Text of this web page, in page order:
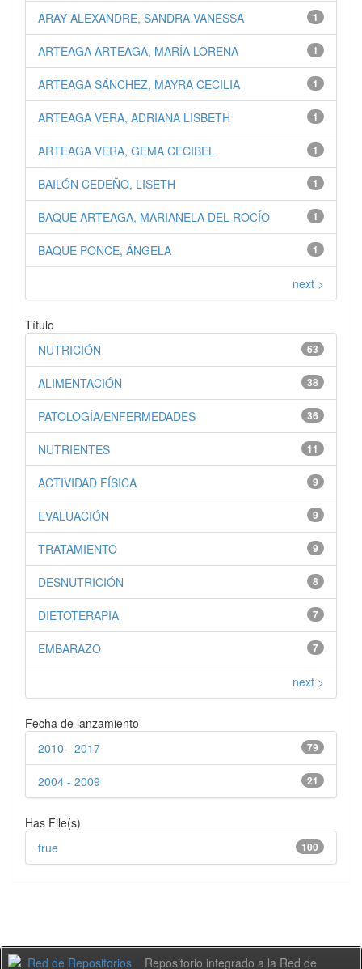
1
ARAY ALEXANDRE, SANDRA VANESSA
1
ARTEAGA ARTEAGA, MARÍA LORENA
1
ARTEAGA SÁNCHEZ, MAYRA CECILIA
1
ARTEAGA VERA, ADRIANA LISBETH
1
ARTEAGA VERA, GEMA CECIBEL
1
BAILÓN CEDEÑO, LISETH
1
BAQUE ARTEAGA, MARIANELA DEL ROCÍO
1
BAQUE PONCE, ÁNGELA
next >
Título
63
NUTRICIÓN
38
ALIMENTACIÓN
36
PATOLOGÍA/ENFERMEDADES
11
NUTRIENTES
9
ACTIVIDAD FÍSICA
9
EVALUACIÓN
9
TRATAMIENTO
8
DESNUTRICIÓN
7
DIETOTERAPIA
7
EMBARAZO
next >
Fecha de lanzamiento
79
2010 - 2017
21
2004 - 2009
Has File(s)
100
true
Repositorio integrado a la Red de